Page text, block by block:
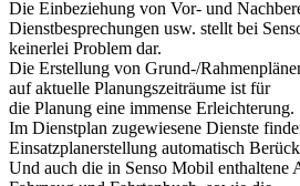
Die Einbeziehung von Vor- und
Dienstbesprechungen usw. stellt bei
keinerlei Problem dar.
Die Erstellung von Grund-/
auf aktuelle Planungszeiträume ist für
die Planung eine immense Erleichterung.
Im Dienstplan zugewiesene Dienste
Einsatzplanerstellung automatisch
Und auch die in Senso Mobil enthaltene